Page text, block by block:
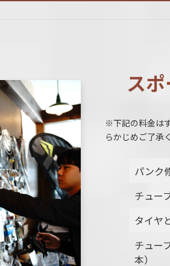
ス
※下記の料金は
らかじめご了承
パンク
チュー
タイヤ
チュー
本）